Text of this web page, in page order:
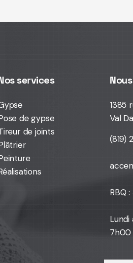
services
de gypse
de joints
1385
Val
(819)
RBQ
Lundi
7h00